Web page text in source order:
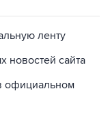
сайта
официальном